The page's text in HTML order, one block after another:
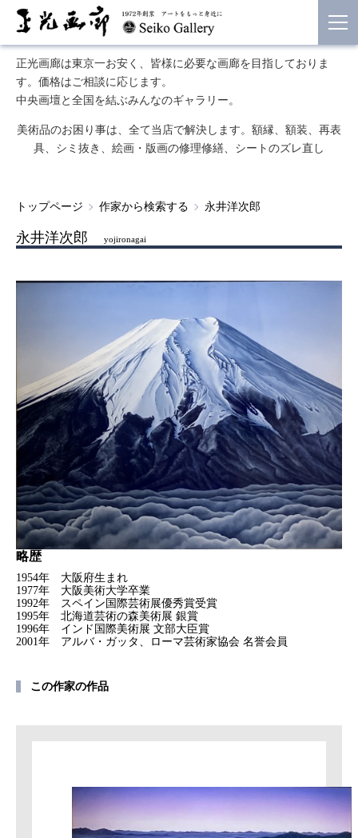
正光画廊は東京一お安く、皆様に必要な画廊を目指しておりま
す。価格はご相談に応じます。
中央画壇と全国を結ぶみんなのギャラリー。
美術品のお困り事は、全て当店で解決します。額縁、額装、再表
具、シミ抜き、絵画・版画の修理修繕、シートのズレ直し
トップページ 作家から検索する 永井洋次郎
永井洋次郎 yojironagai
略歴
1954年 大阪府生まれ
1977年 大阪美術大学卒業
1992年 スペイン国際芸術展優秀賞受賞
1995年 北海道芸術の森美術展 銀賞
1996年 インド国際美術展 文部大臣賞
2001年 アルバ・ガッタ、ローマ芸術家協会 名誉会員
この作家の作品